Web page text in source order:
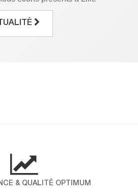
du salon NORDBAT,
des
Pendant trois jours,
une enquête NPS (Net
indicateur international qui
que nos clients nous
& QUALITÉ OPTIMUM